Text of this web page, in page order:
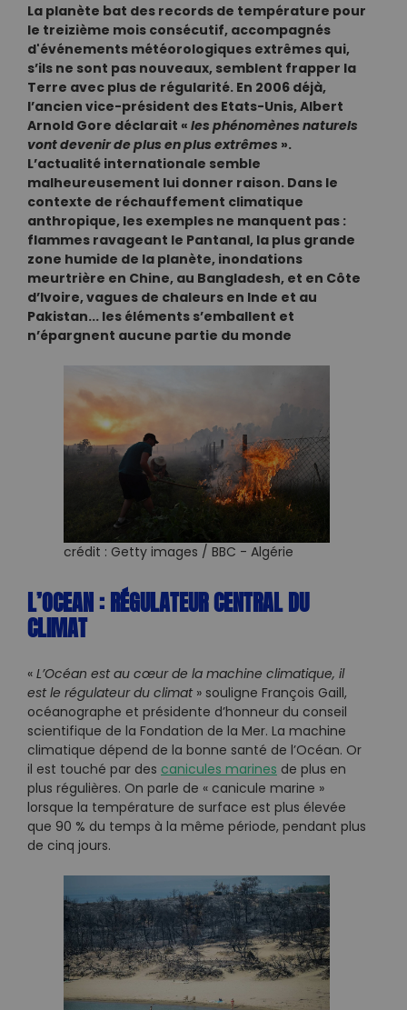
La planète bat des records de température pour
le treizième mois consécutif, accompagnés
d'événements météorologiques extrêmes qui,
s’ils ne sont pas nouveaux, semblent frapper la
Terre avec plus de régularité. En 2006 déjà,
l’ancien vice-président des Etats-Unis, Albert
Arnold Gore déclarait «les phénomènes naturels
vont devenir de plus en plus extrêmes ».
L’actualité internationale semble
malheureusement lui donner raison. Dans le
contexte de réchauffement climatique
anthropique, les exemples ne manquent pas :
flammes ravageant le Pantanal, la plus grande
zone humide de la planète, inondations
meurtrière en Chine, au Bangladesh, et en Côte
d’Ivoire, vagues de chaleurs en Inde et au
Pakistan... les éléments s’emballent et
n’épargnent aucune partie du monde
crédit : Getty images / BBC - Algérie
L’OCEAN : RÉGULATEUR CENTRAL DU
CLIMAT
«L’Océan est au cœur de la machine climatique, il
est le régulateur du climat » souligne François Gaill,
océanographe et présidente d’honneur du conseil
scientifique de la Fondation de la Mer. La machine
climatique dépend de la bonne santé de l’Océan. Or
il est touché par des canicules marines de plus en
plus régulières. On parle de « canicule marine »
lorsque la température de surface est plus élevée
que 90 % du temps à la même période, pendant plus
de cinq jours.